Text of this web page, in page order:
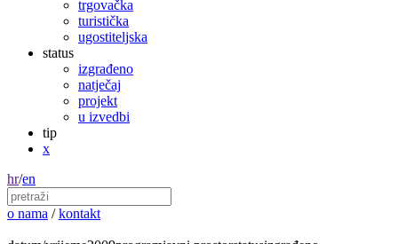
trgovačka
turistička
ugostiteljska
status
izgrađeno
natječaj
projekt
u izvedbi
tip
x
hr/en
o nama / kontakt